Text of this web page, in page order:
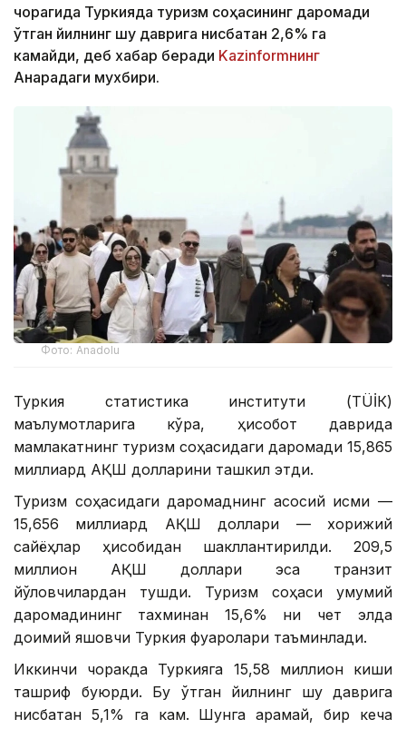
чорагида Туркияда туризм соҳасининг даромади
ўтган йилнинг шу даврига нисбатан 2,6% га
камайди, деб хабар беради Kazinformнинг
Анқарадаги мухбири.
Фото: Anadolu
Туркия статистика институти (ТÜİК)
маълумотларига кўра, ҳисобот даврида
мамлакатнинг туризм соҳасидаги даромади 15,865
миллиард АҚШ долларини ташкил этди.
Туризм соҳасидаги даромаднинг асосий қисми —
15,656 миллиард АҚШ доллари — хорижий
сайёҳлар ҳисобидан шакллантирилди. 209,5
миллион АҚШ доллари эса транзит
йўловчилардан тушди. Туризм соҳаси умумий
даромадининг тахминан 15,6% ни чет элда
доимий яшовчи Туркия фуқаролари таъминлади.
Иккинчи чоракда Туркияга 15,58 миллион киши
ташриф буюрди. Бу ўтган йилнинг шу даврига
нисбатан 5,1% га кам. Шунга қарамай, бир кеча